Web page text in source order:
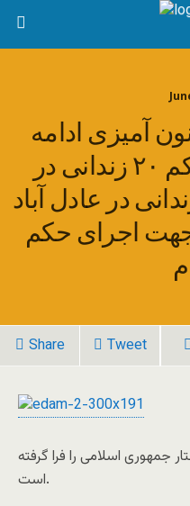
آمیزی ادامه
دارد: انتقال دست کم ۲۰ زندانی در
حصار کرج و 7 زندانی در عادل آباد
جهت اجرای حکم
Share Tweet
جمهوری اسلامی را فرا گرفته
است.